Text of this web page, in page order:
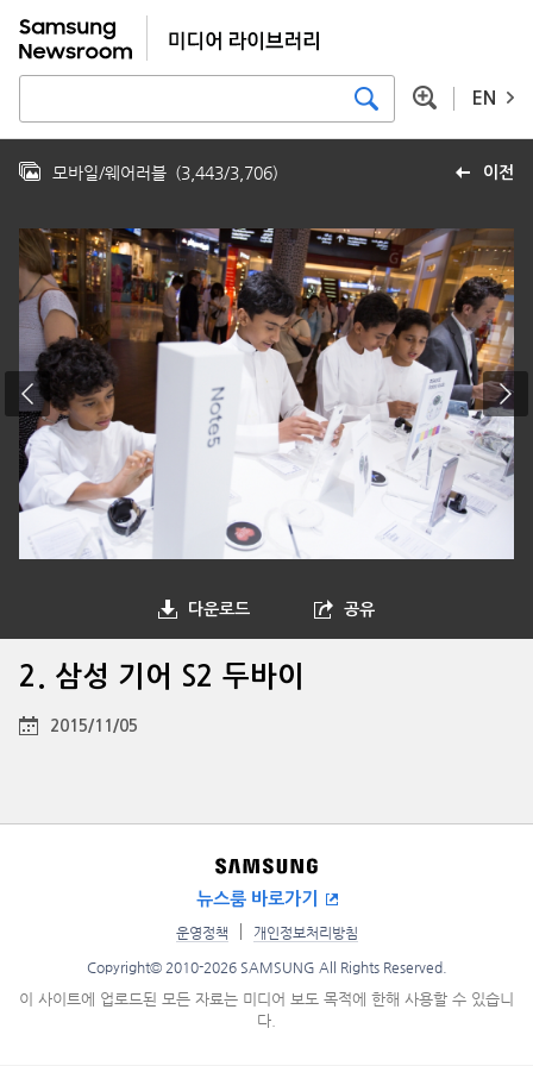
EN
이전
모바일/웨어러블 (3,443/3,706)
다운로드 공유
2. 삼성 기어 S2 두바이
2015/11/05
뉴스룸 바로가기
운영정책 개인정보처리방침
Copyright© 2010-2026 SAMSUNG All Rights Reserved.
이 사이트에 업로드된 모든 자료는 미디어 보도 목적에 한해 사용할 수 있습니
다.